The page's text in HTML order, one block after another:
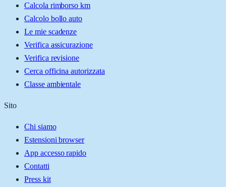
Calcola rimborso km
Calcolo bollo auto
Le mie scadenze
Verifica assicurazione
Verifica revisione
Cerca officina autorizzata
Classe ambientale
Sito
Chi siamo
Estensioni browser
App accesso rapido
Contatti
Press kit